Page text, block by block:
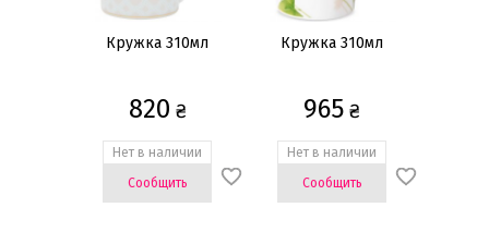
Кружка 310мл
820 ₴
Нет в наличии
Сообщить
Кружка 310мл
965 ₴
Нет в наличии
Сообщить